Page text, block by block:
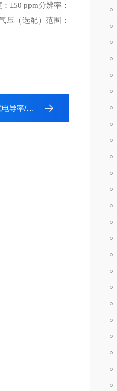
：±50 ppm分辨率：
压（选配） 范围：
率测定仪